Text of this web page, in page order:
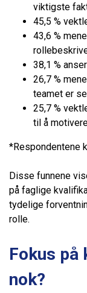
viktigste
45,5 %
43,6 %
38,1 %
26,7 %
teamet er
25,7 %
til å
*Respondentene
Disse funnene
på faglige
tydelige
rolle.
Fokus på
nok?